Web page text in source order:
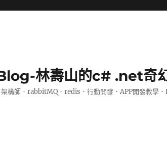
林壽山的c# .net奇
構師．rabbitMQ．redis．行動開發．APP開發教學